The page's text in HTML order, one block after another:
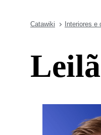
Catawiki Interiores e